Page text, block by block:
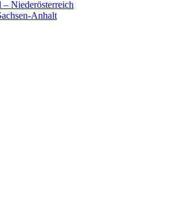
Niederösterreich
Anhalt